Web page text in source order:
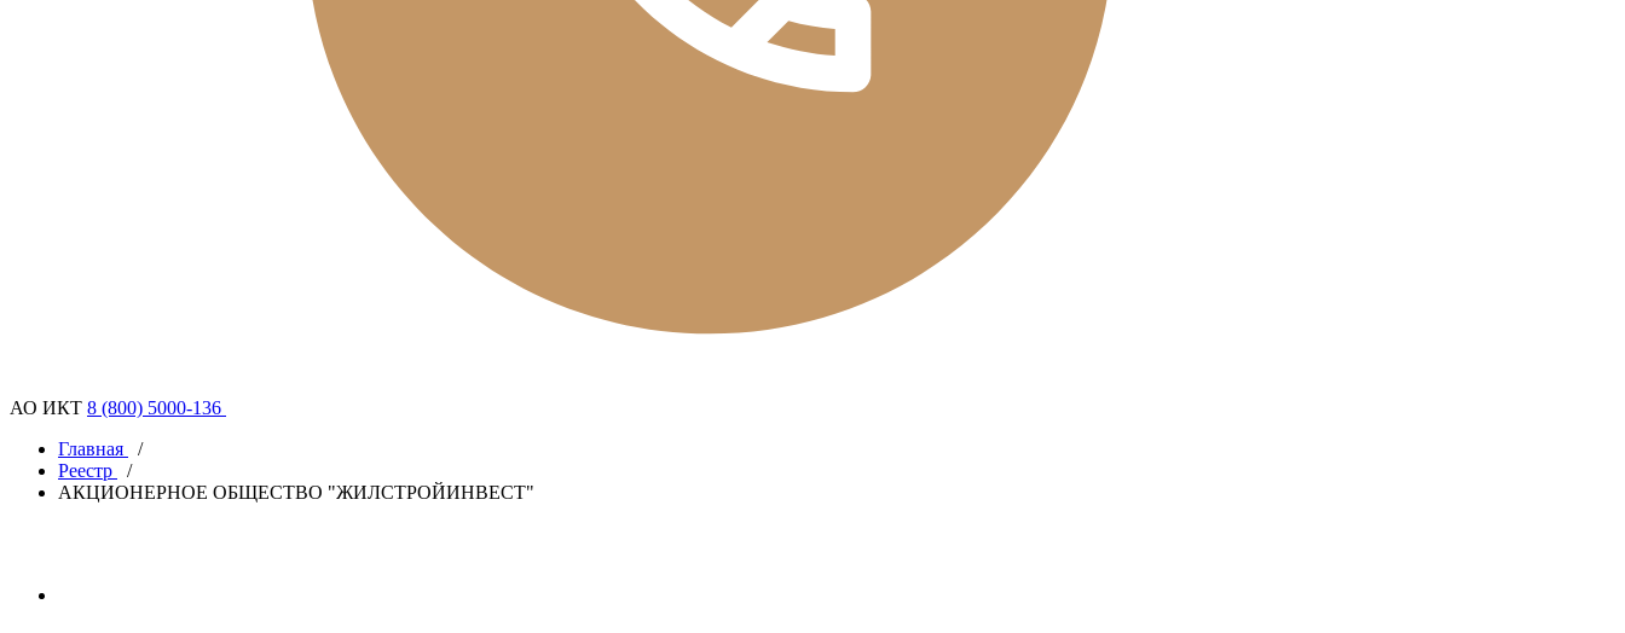
АО ИКТ 8 (800) 5000-136
Главная
/
Реестр
/
АКЦИОНЕРНОЕ ОБЩЕСТВО "ЖИЛСТРОЙИНВЕСТ"